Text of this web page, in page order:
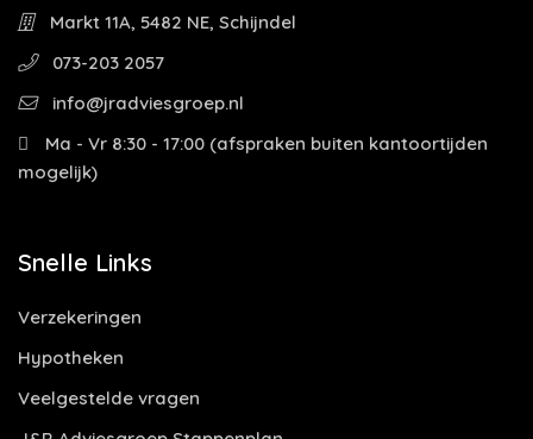
Markt 11A, 5482 NE, Schijndel
073-203 2057
info@jradviesgroep.nl
Ma - Vr 8:30 - 17:00 (afspraken buiten kantoortijden
mogelijk)
Snelle Links
Verzekeringen
Hypotheken
Veelgestelde vragen